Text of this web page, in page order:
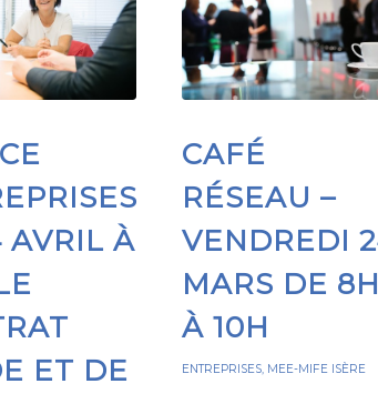
AVRIL À
ET DE
CAFÉ
RÉSEAU –
VENDREDI
MARS DE 8H
À 10H
ENTREPRISES, MEE-MIFE ISÈRE